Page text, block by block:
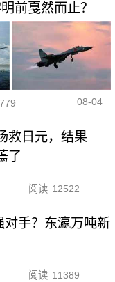
前戛然而止？
08-04
救日元，结果
了
阅读 12522
对手？东瀛万吨新
阅读 11389